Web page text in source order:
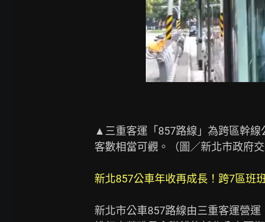
▲三重客運「857路線」為跨區幹
客數相當可觀。（圖／新北市政府交
新北857公車年收再成長！跨7區班
新北市公車857路線由三重客運營